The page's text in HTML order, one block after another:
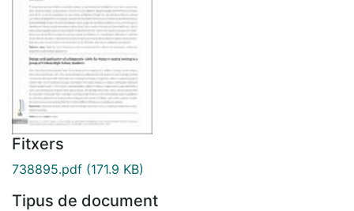
Fitxers
738895.pdf (171.9 KB)
Tipus de document